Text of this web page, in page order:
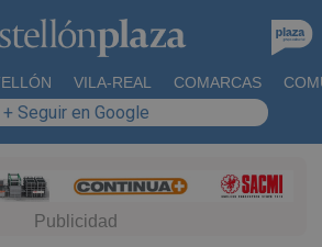
VILA-REAL COMARCAS
+ Seguir en Google